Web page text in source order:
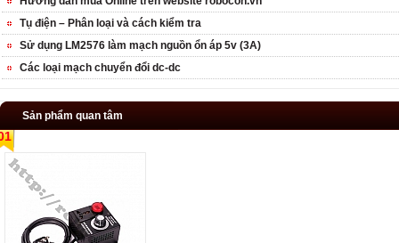
Tụ điện – Phân loại và cách kiểm tra
Sử dụng LM2576 làm mạch nguồn ổn áp 5v (3A)
Các loại mạch chuyển đổi dc-dc
Sản phẩm quan tâm